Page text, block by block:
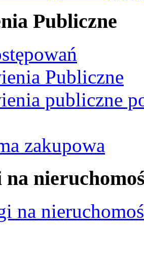
Publiczne
Publiczne
publiczne
zakupowa
na